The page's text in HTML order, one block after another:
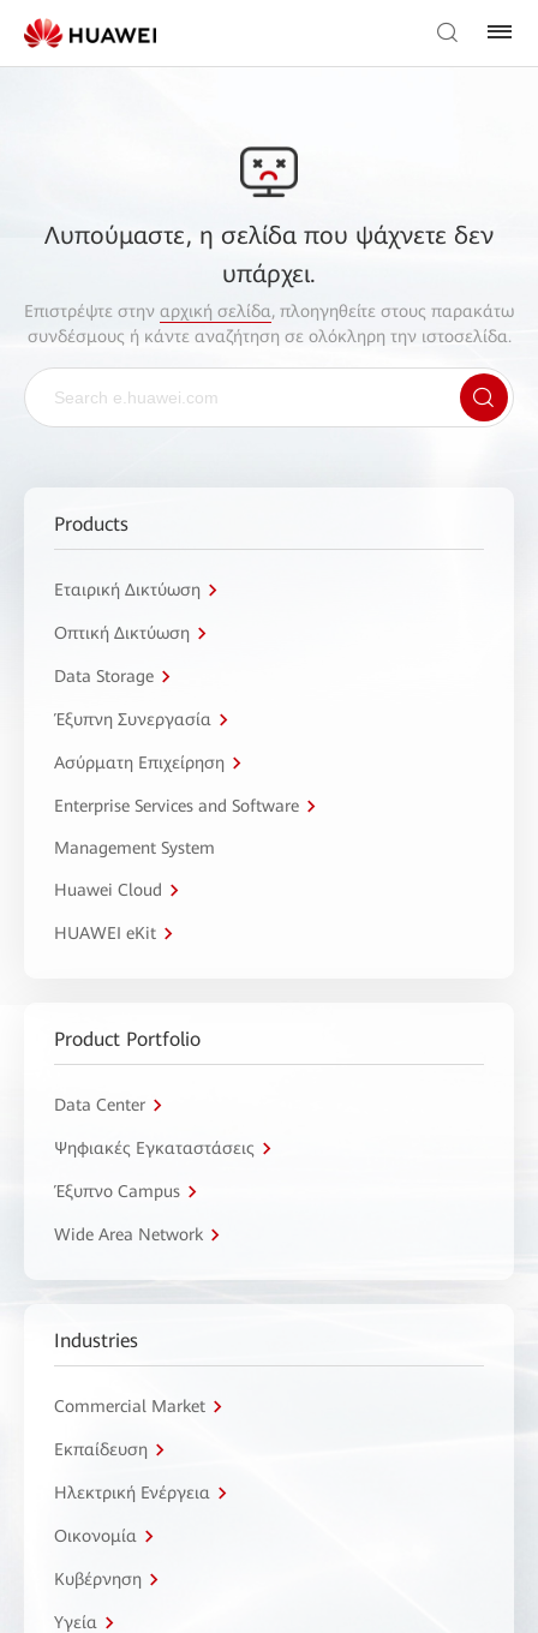
Λυπούμαστε, η σελίδα που ψάχνετε δεν
υπάρχει.
Επιστρέψτε στην αρχική σελίδα, πλοηγηθείτε στους παρακάτω
συνδέσμους ή κάντε αναζήτηση σε ολόκληρη την ιστοσελίδα.
Products
Εταιρική Δικτύωση
Οπτική Δικτύωση
Data Storage
Έξυπνη Συνεργασία
Ασύρματη Επιχείρηση
Enterprise Services and Software
Management System
Huawei Cloud
HUAWEI eKit
Product Portfolio
Data Center
Ψηφιακές Εγκαταστάσεις
Έξυπνο Campus
Wide Area Network
Industries
Commercial Market
Εκπαίδευση
Ηλεκτρική Ενέργεια
Οικονομία
Κυβέρνηση
Υγεία